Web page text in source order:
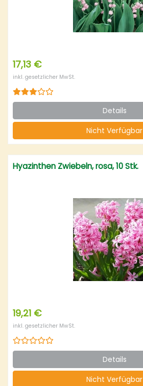
17,13 €
inkl. gesetzlicher MwSt.
Details
Nicht Verfügbar
Hyazinthen Zwiebeln, rosa, 10 Stk.
19,21 €
inkl. gesetzlicher MwSt.
Details
Nicht Verfügbar